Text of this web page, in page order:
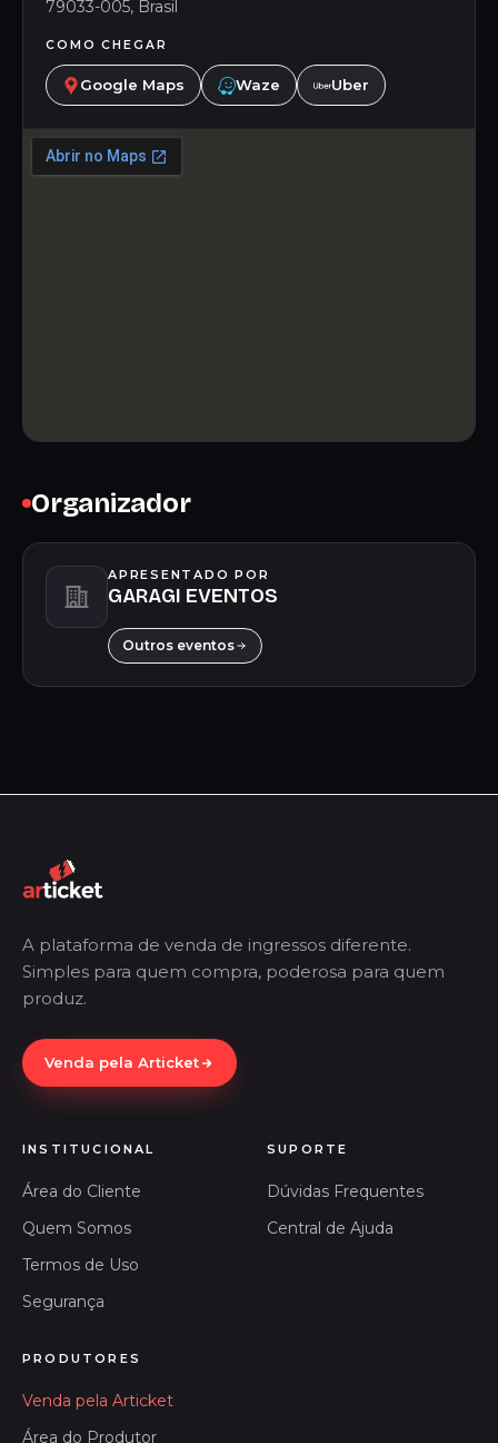
79033-005, Brasil
COMO CHEGAR
Google Maps Waze Uber
Organizador
APRESENTADO POR
GARAGI EVENTOS
Outros eventos
A plataforma de venda de ingressos diferente.
Simples para quem compra, poderosa para quem
produz.
Venda pela Articket
INSTITUCIONAL
Área do Cliente
Quem Somos
Termos de Uso
Segurança
SUPORTE
Dúvidas Frequentes
Central de Ajuda
PRODUTORES
Venda pela Articket
Área do Produtor